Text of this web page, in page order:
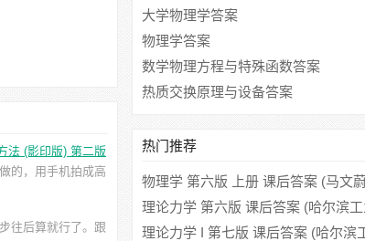
法 (影印版) 第二版
的，用手机拍成高
往后算就行了。跟
大学物理学答案
物理学答案
数学物理方程与特殊函数答案
热质交换原理与设备答案
热门推荐
物理学 第六版 上册 课后答案 (马文
理论力学 第六版 课后答案 (哈尔滨
学教研室)
理论力学 I 第七版 课后答案 (哈尔滨